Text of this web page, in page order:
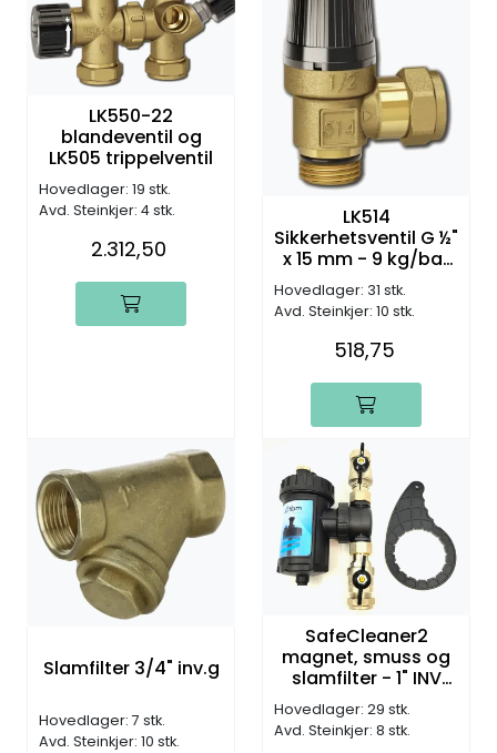
LK550-22
blandeventil og
LK505 trippelventil
Hovedlager: 19 stk.
Avd. Steinkjer: 4 stk.
2.312,50
LK514
Sikkerhetsventil G ½"
x 15 mm - 9 kg/bar
(tappevann)
Hovedlager: 31 stk.
Avd. Steinkjer: 10 stk.
518,75
Slamfilter 3/4" inv.g
Hovedlager: 7 stk.
Avd. Steinkjer: 10 stk.
SafeCleaner2
magnet, smuss og
slamfilter - 1" INV
(KVS: 7,51m³/h)
Hovedlager: 29 stk.
Avd. Steinkjer: 8 stk.